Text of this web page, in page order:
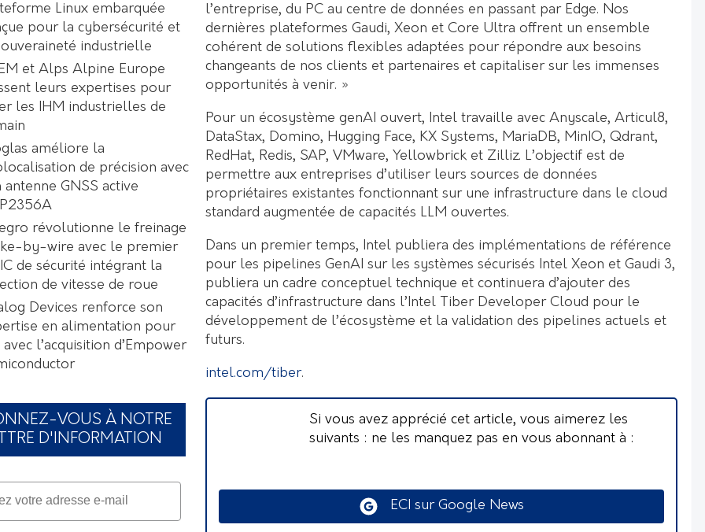
l’entreprise, du PC au centre de données en passant par Edge. Nos
dernières plateformes Gaudi, Xeon et Core Ultra offrent un ensemble
cohérent de solutions flexibles adaptées pour répondre aux besoins
changeants de nos clients et partenaires et capitaliser sur les immenses
opportunités à venir. »
Pour un écosystème genAI ouvert, Intel travaille avec Anyscale, Articul8,
DataStax, Domino, Hugging Face, KX Systems, MariaDB, MinIO, Qdrant,
RedHat, Redis, SAP, VMware, Yellowbrick et Zilliz. L’objectif est de
permettre aux entreprises d’utiliser leurs sources de données
propriétaires existantes fonctionnant sur une infrastructure dans le cloud
standard augmentée de capacités LLM ouvertes.
Dans un premier temps, Intel publiera des implémentations de référence
pour les pipelines GenAI sur les systèmes sécurisés Intel Xeon et Gaudi 3,
publiera un cadre conceptuel technique et continuera d’ajouter des
capacités d’infrastructure dans l’Intel Tiber Developer Cloud pour le
développement de l’écosystème et la validation des pipelines actuels et
futurs.
intel.com/tiber.
Si vous avez apprécié cet article, vous aimerez les
suivants : ne les manquez pas en vous abonnant à :
ECI sur Google News
Linux embarquée
pour la cybersécurité et
industrielle
et Alps Alpine Europe
leurs expertises pour
les IHM industrielles de
améliore la
de précision avec
antenne GNSS active
révolutionne le freinage
by-wire avec le premier
de sécurité intégrant la
de vitesse de roue
Devices renforce son
en alimentation pour
avec l’acquisition d’Empower
VOUS À NOTRE
D'INFORMATION